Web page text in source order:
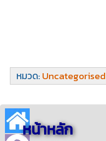
หมวด:Uncategorised
หน้าหลัก